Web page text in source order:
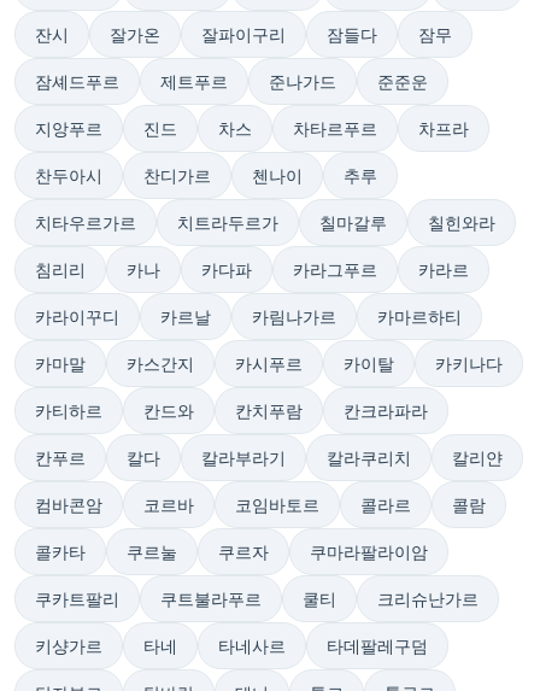
잔시 잘가온 잘파이구리 잠들다 잠무
잠셰드푸르 제트푸르 준나가드 준준운
지앙푸르 진드 차스 차타르푸르 차프라
찬두아시 찬디가르 첸나이 추루
치타우르가르 치트라두르가 칠마갈루 칠힌와라
침리리 카나 카다파 카라그푸르 카라르
카라이꾸디 카르날 카림나가르 카마르하티
카마말 카스간지 카시푸르 카이탈 카키나다
카티하르 칸드와 칸치푸람 칸크라파라
칸푸르 칼다 칼라부라기 칼라쿠리치 칼리얀
컴바콘암 코르바 코임바토르 콜라르 콜람
콜카타 쿠르눌 쿠르자 쿠마라팔라이암
쿠카트팔리 쿠트불라푸르 쿨티 크리슈난가르
키샹가르 타네 타네사르 타데팔레구덤